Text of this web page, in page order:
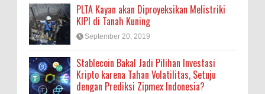
PLTA Kayan akan Diproyeksikan Melistriki
KIPI di Tanah Kuning
September 20, 2019
Stablecoin Bakal Jadi Pilihan Investasi
Kripto karena Tahan Volatilitas, Setuju
dengan Prediksi Zipmex Indonesia?